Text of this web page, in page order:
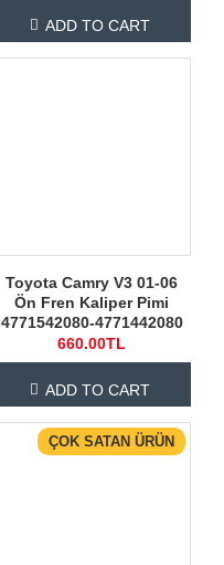
ADD TO CART
Toyota Camry V3 01-06
Ön Fren Kaliper Pimi
4771542080-4771442080
660.00TL
ADD TO CART
ÇOK SATAN ÜRÜN